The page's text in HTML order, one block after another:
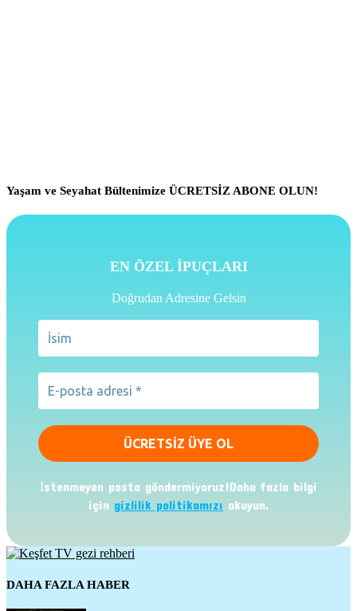
Yaşam ve Seyahat Bültenimize ÜCRETSİZ ABONE OLUN!
EN ÖZEL İPUÇLARI
Doğrudan Adresine Gelsin
İstenmeyen posta göndermiyoruz!Daha fazla bilgi
için gizlilik politikamızı okuyun.
DAHA FAZLA HABER